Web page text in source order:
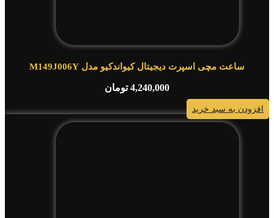
ساعت مچی اسپرت دیجیتال کیواندکیو مدل M149J006Y
4,240,000 تومان
افزودن به سبد خرید